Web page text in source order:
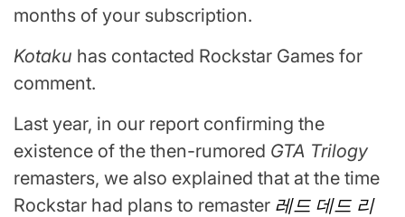
months of your subscription.
Kotaku has contacted Rockstar Games for
comment.
Last year, in our report confirming the
existence of the then-rumored GTA Trilogy
remasters, we also explained that at the time
Rockstar had plans to remaster 레드 데드 리